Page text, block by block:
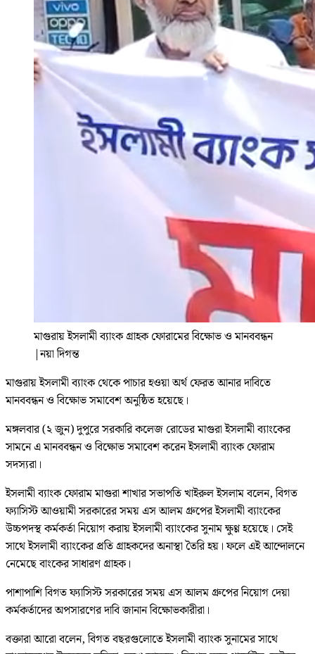
মাগুরায় ইসলামী ব্যাংক গ্রাহক ফোরামের বিক্ষোভ ও মানববন্ধন
|নয়া দিগন্ত
মাগুরায় ইসলামী ব্যাংক থেকে পাচার হওয়া অর্থ ফেরত আনার দাবিতে
মানববন্ধন ও বিক্ষোভ সমাবেশ অনুষ্ঠিত হয়েছে।
মঙ্গলবার (২ জুন) দুপুরে সরকারি কলেজ রোডের মাগুরা ইসলামী ব্যাংকের
সামনে এ মানববন্ধন ও বিক্ষোভ সমাবেশ করেন ইসলামী ব্যাংক ফোরাম
সদস্যরা।
ইসলামী ব্যাংক ফোরাম মাগুরা শাখার সভাপতি খাইরুল ইসলাম বলেন, বিগত
ফ্যাসিস্ট আওয়ামী সরকারের সময় এস আলম গ্রুপের ইসলামী ব্যাংকের
উচ্চপদস্থ কর্মকর্তা নিয়োগ করায় ইসলামী ব্যাংকের সুনাম ক্ষুণ্ণ হয়েছে। সেই
সাথে ইসলামী ব্যাংকের প্রতি গ্রাহকদের অনাস্থা তৈরি হয়। ফলে এই আন্দোলনে
নেমেছে বাংকের সাধারণ গ্রাহক।
পাশাপাশি বিগত ফ্যাসিস্ট সরকারের সময় এস আলম গ্রুপের নিয়োগ দেয়া
কর্মকর্তাদের অপসারণের দাবি জানান বিক্ষোভকারীরা।
বক্তারা আরো বলেন, বিগত বছরগুলোতে ইসলামী ব্যাংক সুনামের সাথে